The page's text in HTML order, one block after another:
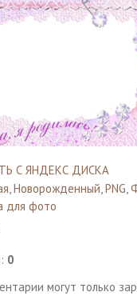
С ЯНДЕКС ДИСКА
,Новорожденный,PNG,
для фото
: 0
могут только